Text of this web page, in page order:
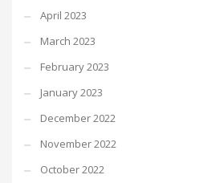
April 2023
March 2023
February 2023
January 2023
December 2022
November 2022
October 2022